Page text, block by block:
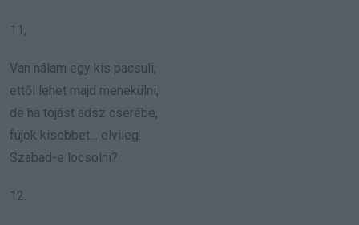
11,
Van nálam egy kis pacsuli,
ettől lehet majd menekülni,
de ha tojást adsz cserébe,
fújok kisebbet… elvileg.
Szabad-e locsolni?
12.